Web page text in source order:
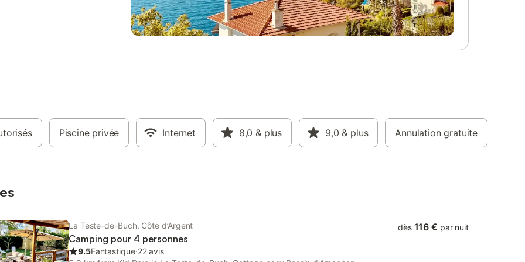
Animaux - Les montants
20kg - Prix par animal: Prix
- Animaux acceptés sous
avec supplément, sur
Informations d
passionnés de pêche apprécieront la
richesse du lac, véritable atout du site.Sur
place, une épicerie fournit produits
essentiels et spécialités locales, idéale
pour découvrir les saveurs de la Gironde.
disponible sur place et les animaux de
compagnie sont admis. La propriété est
située à 4 km de la plage, à 1,5 km du
centre-ville et à 2 km de la gare et des
transports en commun. Les points
tandis que le square Élisabeth Sentuc est
à 2 km.
Piscine privée Internet 8,0 & plus 9,0 & plus Annulation gratuite
La Teste-de-Buch, Côte d’Argent
Camping pour 4 personnes
9.5Fantastique⋅22 avis
dès 116 € par nuit